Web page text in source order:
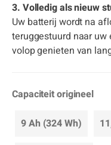
3. Volledig als nieuw
Uw batterij wordt na
teruggestuurd naar uw
volop genieten van
Capaciteit origineel
9 Ah (324 Wh)